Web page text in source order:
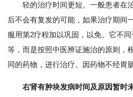
轻的治疗时间更短。一般患者在
后不会有复发的可能，如果治疗期间
服用第2疗程加以巩固，以免。它不
等，而是按照中医辨证施治的原则，
同的药物，进行治疗。因药物不经胃
右肾有肿块发病时间及原因暂时